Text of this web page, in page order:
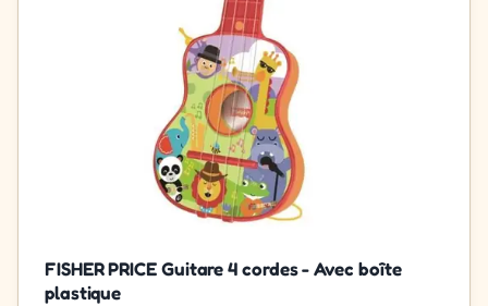
FISHER PRICE Guitare 4 cordes - Avec boîte
plastique